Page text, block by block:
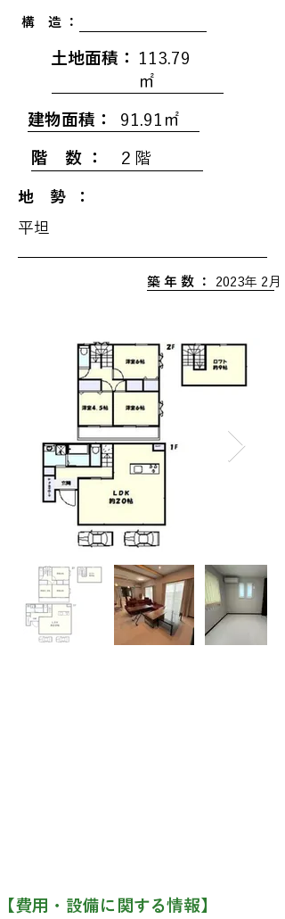
構 造 ：
土地面積：
113.79
㎡
建物面積： 91.91㎡
階 数 ： ２階
地 勢 ：
平坦
築 年 数 ： 2023年 2月
費用・設備に関する情報】